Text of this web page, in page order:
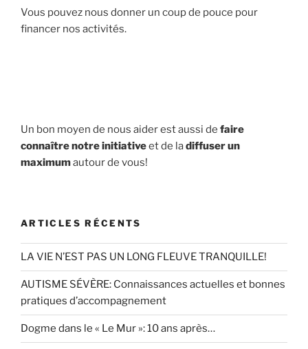
Vous pouvez nous donner un coup de pouce pour
financer nos activités.
Un bon moyen de nous aider est aussi de faire
connaître notre initiativeet de ladiffuser un
maximumautour de vous!
ARTICLES RÉCENTS
LA VIE N’EST PAS UN LONG FLEUVE TRANQUILLE!
AUTISME SÉVÈRE: Connaissances actuelles et bonnes
pratiques d’accompagnement
Dogme dans le « Le Mur »: 10 ans après…